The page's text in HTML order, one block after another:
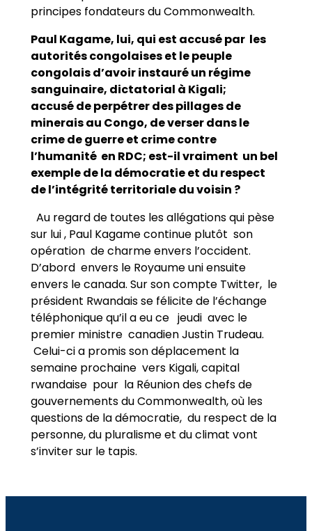
principes fondateurs du Commonwealth.
Paul Kagame, lui, qui est accusé par les
autorités congolaises et le peuple
congolais d’avoir instauré un régime
sanguinaire, dictatorial à Kigali;
accusé de perpétrer des pillages de
minerais au Congo, de verser dans le
crime de guerre et crime contre
l’humanité en RDC; est-il vraiment un bel
exemple de la démocratie et du respect
de l’intégrité territoriale du voisin ?
Au regard de toutes les allégations qui pèse
sur lui , Paul Kagame continue plutôt son
opération de charme envers l’occident.
D’abord envers le Royaume uni ensuite
envers le canada. Sur son compte Twitter, le
président Rwandais se félicite de l’échange
téléphonique qu’il a eu ce jeudi avec le
premier ministre canadien Justin Trudeau.
Celui-ci a promis son déplacement la
semaine prochaine vers Kigali, capital
rwandaise pour la Réunion des chefs de
gouvernements du Commonwealth, où les
questions de la démocratie, du respect de la
personne, du pluralisme et du climat vont
s’inviter sur le tapis.